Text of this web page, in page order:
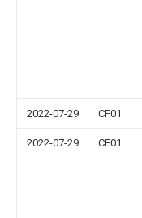
2022-07-29 CF01
2022-07-29 CF01